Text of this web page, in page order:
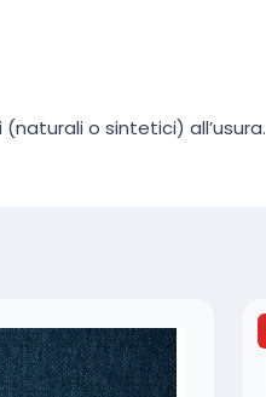
o sintetici) all’usura.